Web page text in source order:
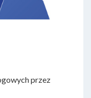
przez